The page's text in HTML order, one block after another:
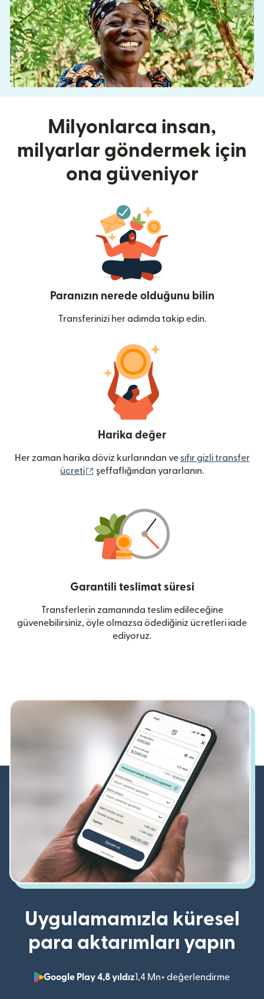
Milyonlarca insan,
milyarlar göndermek için
ona güveniyor
Paranızın nerede olduğunu bilin
Transferinizi her adımda takip edin.
Harika değer
Her zaman harika döviz kurlarından ve sıfır gizli transfer
ücreti
(yeni pencerede açılır)
şeffaflığından yararlanın.
Garantili teslimat süresi
Transferlerin zamanında teslim edileceğine
güvenebilirsiniz, öyle olmazsa ödediğiniz ücretleri iade
ediyoruz.
Uygulamamızla küresel
para aktarımları yapın
Google Play 4,8 yıldız1,4 Mn+ değerlendirme